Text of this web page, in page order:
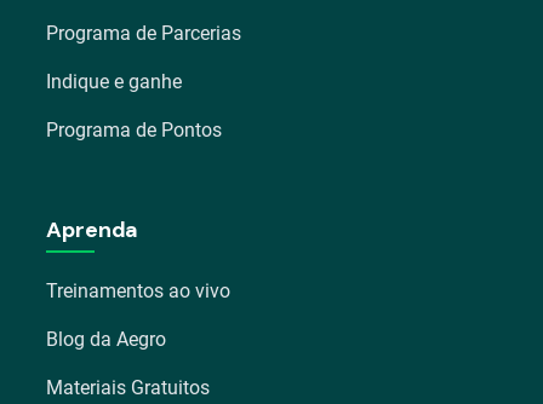
Programa de Parcerias
Indique e ganhe
Programa de Pontos
Aprenda
Treinamentos ao vivo
Blog da Aegro
Materiais Gratuitos